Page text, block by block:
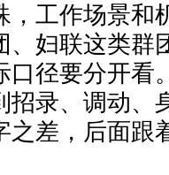
，工作场景和
、妇联这类群
口径要分开看
招录、调动、
之差，后面跟